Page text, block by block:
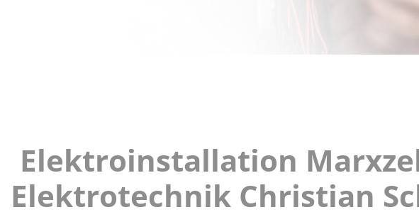
Elektroinstallation
Elektrotechnik Christian